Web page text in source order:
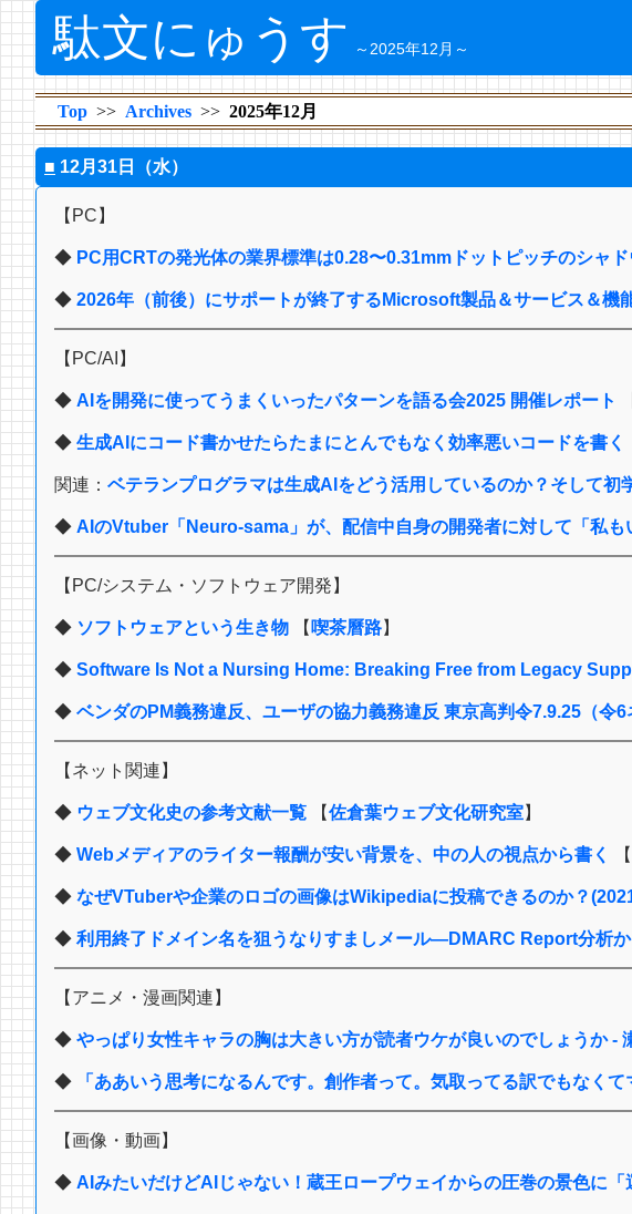
駄文にゅうす ～2025年12月～
Top Archives 2025年12月
■ 12月31日（水）
【PC】
◆ PC用CRTの発光体の業界標準は0.28〜0.31mmドットピッチのシャド
◆ 2026年（前後）にサポートが終了するMicrosoft製品＆サービス＆機
【PC/AI】
◆ AIを開発に使ってうまくいったパターンを語る会2025 開催レポート
◆ 生成AIにコード書かせたらたまにとんでもなく効率悪いコードを書く
関連： ベテランプログラマは生成AIをどう活用しているのか？そして初
◆ AIのVtuber「Neuro-sama」が、配信中自身の開発者に対して「私
【PC/システム・ソフトウェア開発】
◆ ソフトウェアという生き物 【 喫茶曆路】
◆ Software Is Not a Nursing Home: Breaking Free from Legacy
◆ ベンダのPM義務違反、ユーザの協力義務違反 東京高判令7.9.25（令6
【ネット関連】
◆ ウェブ文化史の参考文献一覧 【佐倉葉ウェブ文化研究室】
◆ Webメディアのライター報酬が安い背景を、中の人の視点から書く 【
◆ なぜVTuberや企業のロゴの画像はWikipediaに投稿できるのか？
◆ 利用終了ドメイン名を狙うなりすましメール―DMARC Report分
【アニメ・漫画関連】
◆ やっぱり女性キャラの胸は大きい方が読者ウケが良いのでしょうか -
◆ 「ああいう思考になるんです。創作者って。気取ってる訳でもなくて
【画像・動画】
◆ AIみたいだけどAIじゃない！蔵王ロープウェイからの圧巻の景色に